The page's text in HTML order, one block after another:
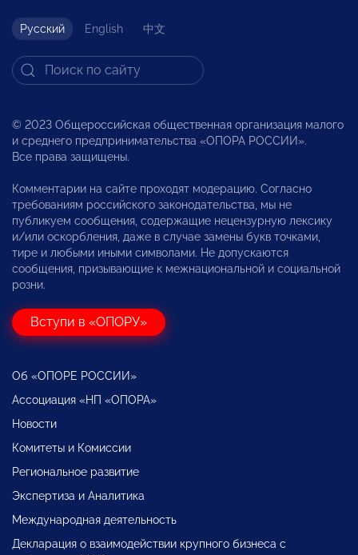
Русский English 中文
© 2023 Общероссийская общественная организация малого
и среднего предпринимательства «ОПОРА РОССИИ».
Все права защищены.
Комментарии на сайте проходят модерацию. Согласно
требованиям российского законодательства, мы не
публикуем сообщения, содержащие нецензурную лексику
и/или оскорбления, даже в случае замены букв точками,
тире и любыми иными символами. Не допускаются
сообщения, призывающие к межнациональной и социальной
розни.
Вступи в «ОПОРУ»
Об «ОПОРЕ РОССИИ»
Ассоциация «НП «ОПОРА»
Новости
Комитеты и Комиссии
Региональное развитие
Экспертиза и Аналитика
Международная деятельность
Декларация о взаимодействии крупного бизнеса с